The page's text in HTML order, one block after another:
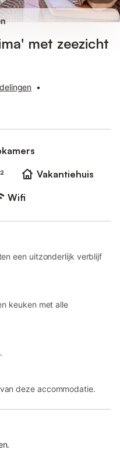
met zeezicht
•
Vakantiehuis
Wifi
een uitzonderlijk verblijf
keuken met alle
deze accommodatie.